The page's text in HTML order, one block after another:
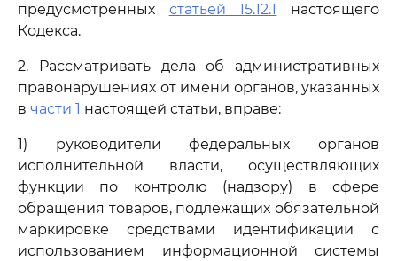
предусмотренных статьей 15.12.1
настоящего
Кодекса.
2. Рассматривать дела об административных
правонарушениях от имени органов, указанных
в части 1 настоящей статьи, вправе:
1) руководители федеральных органов
исполнительной власти, осуществляющих
функции по контролю (надзору) в сфере
обращения товаров, подлежащих обязательной
маркировке средствами идентификации с
использованием информационной системы